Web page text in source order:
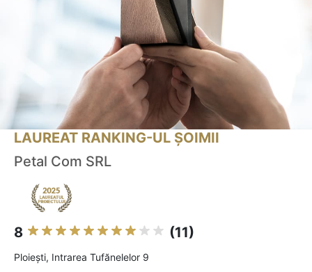
LAUREAT RANKING-UL ȘOIMII
Petal Com SRL
8 (11)
Ploieşti, Intrarea Tufănelelor 9